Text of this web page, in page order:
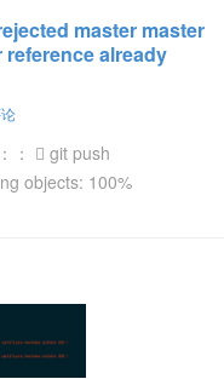
master master
already
：  git push
objects: 100%